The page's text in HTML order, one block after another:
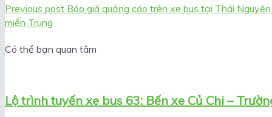
Previous post Báo giá quảng cáo trên xe bus tại Thái Nguyên
miền Trung
Có thể bạn quan tâm
Lộ trình tuyến xe bus 63: Bến xe Củ Chi –